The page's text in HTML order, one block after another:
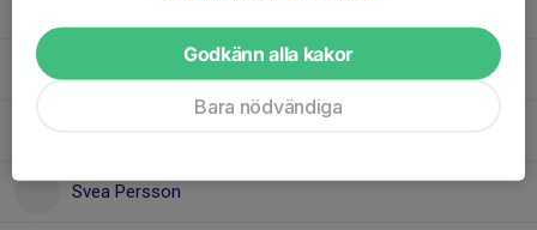
Svea Persson
Godkänn alla kakor
Bara nödvändiga